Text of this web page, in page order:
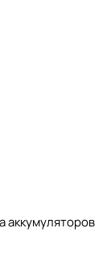
аккумуляторов